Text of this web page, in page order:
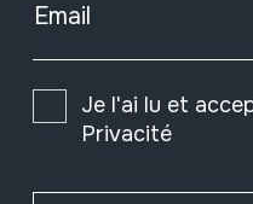
Email
Je l'ai lu et
Privacité